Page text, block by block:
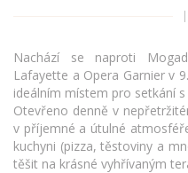
|
Nachází se naproti
Lafayette a Opera Garnier v
ideálním místem pro setkání
Otevřeno denně v
v příjemné a útulné
kuchyni (pizza, těstoviny a
těšit na krásné vyhřívaným